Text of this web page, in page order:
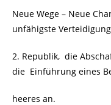
Neue Wege – Neue
unfähigste
2. Republik, die
die Einführung eines
heeres an.